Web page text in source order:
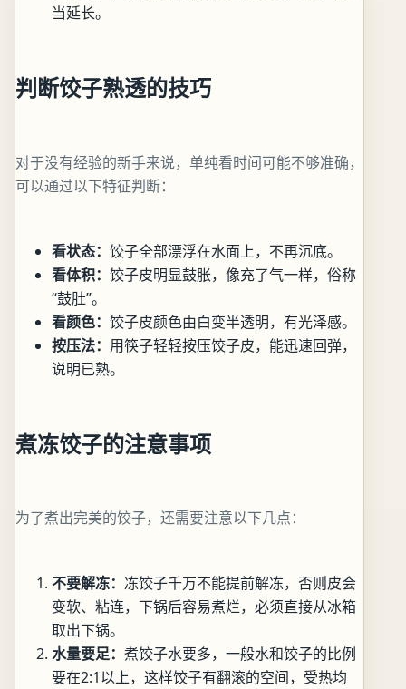
当延长。
判断饺子熟透的技巧
对于没有经验的新手来说，单纯看时间可能不够准确，
可以通过以下特征判断：
看状态： 饺子全部漂浮在水面上，不再沉底。
看体积： 饺子皮明显鼓胀，像充了气一样，俗称
“鼓肚”。
看颜色： 饺子皮颜色由白变半透明，有光泽感。
按压法： 用筷子轻轻按压饺子皮，能迅速回弹，
说明已熟。
煮冻饺子的注意事项
为了煮出完美的饺子，还需要注意以下几点：
不要解冻： 冻饺子千万不能提前解冻，否则皮会
变软、粘连，下锅后容易煮烂，必须直接从冰箱
取出下锅。
水量要足： 煮饺子水要多，一般水和饺子的比例
要在2:1以上，这样饺子有翻滚的空间，受热均